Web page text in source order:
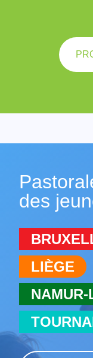
des
LIÈGE
NAMUR-